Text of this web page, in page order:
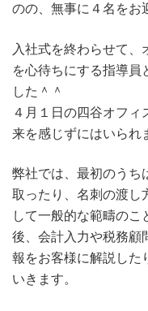
のの、無事に４名をお
入社式を終わらせて、
を心待ちにする指導員
した＾＾
４月１日の四谷オフィ
来を感じずにはいられ
弊社では、最初のうち
取ったり、名刺の渡し
して一般的な範疇の
後、会計入力や税務顧
報をお客様に解説した
いきます。